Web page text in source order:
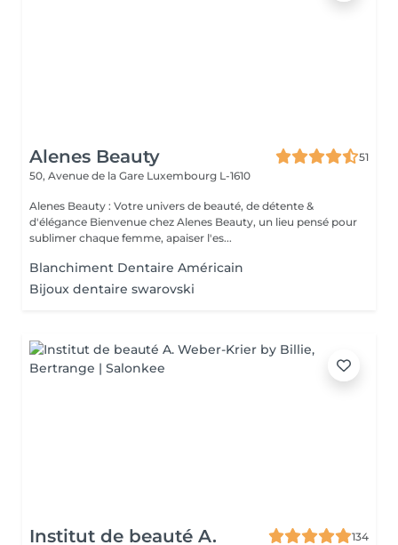
Alenes Beauty
51
50, Avenue de la Gare Luxembourg L-1610
Alenes Beauty : Votre univers de beauté, de détente &
d'élégance Bienvenue chez Alenes Beauty, un lieu pensé pour
sublimer chaque femme, apaiser l'es...
Blanchiment Dentaire Américain
Bijoux dentaire swarovski
Institut de beauté A. 134